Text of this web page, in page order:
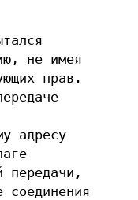
не имея
прав.
адресу
передачи,
соединения